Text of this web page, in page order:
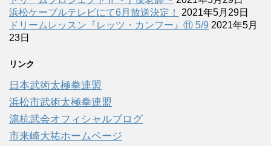
浜松ケーブルテレビにて6月放送決定！
2021年5月29日
ドリームレッスン『レッツ・カンフー』⑪ 5/9 2021年5月
23日
リンク
日本武術太極拳連盟
浜松市武術太極拳連盟
滬杭武会オフィシャルブログ
市来崎大祐ホームページ